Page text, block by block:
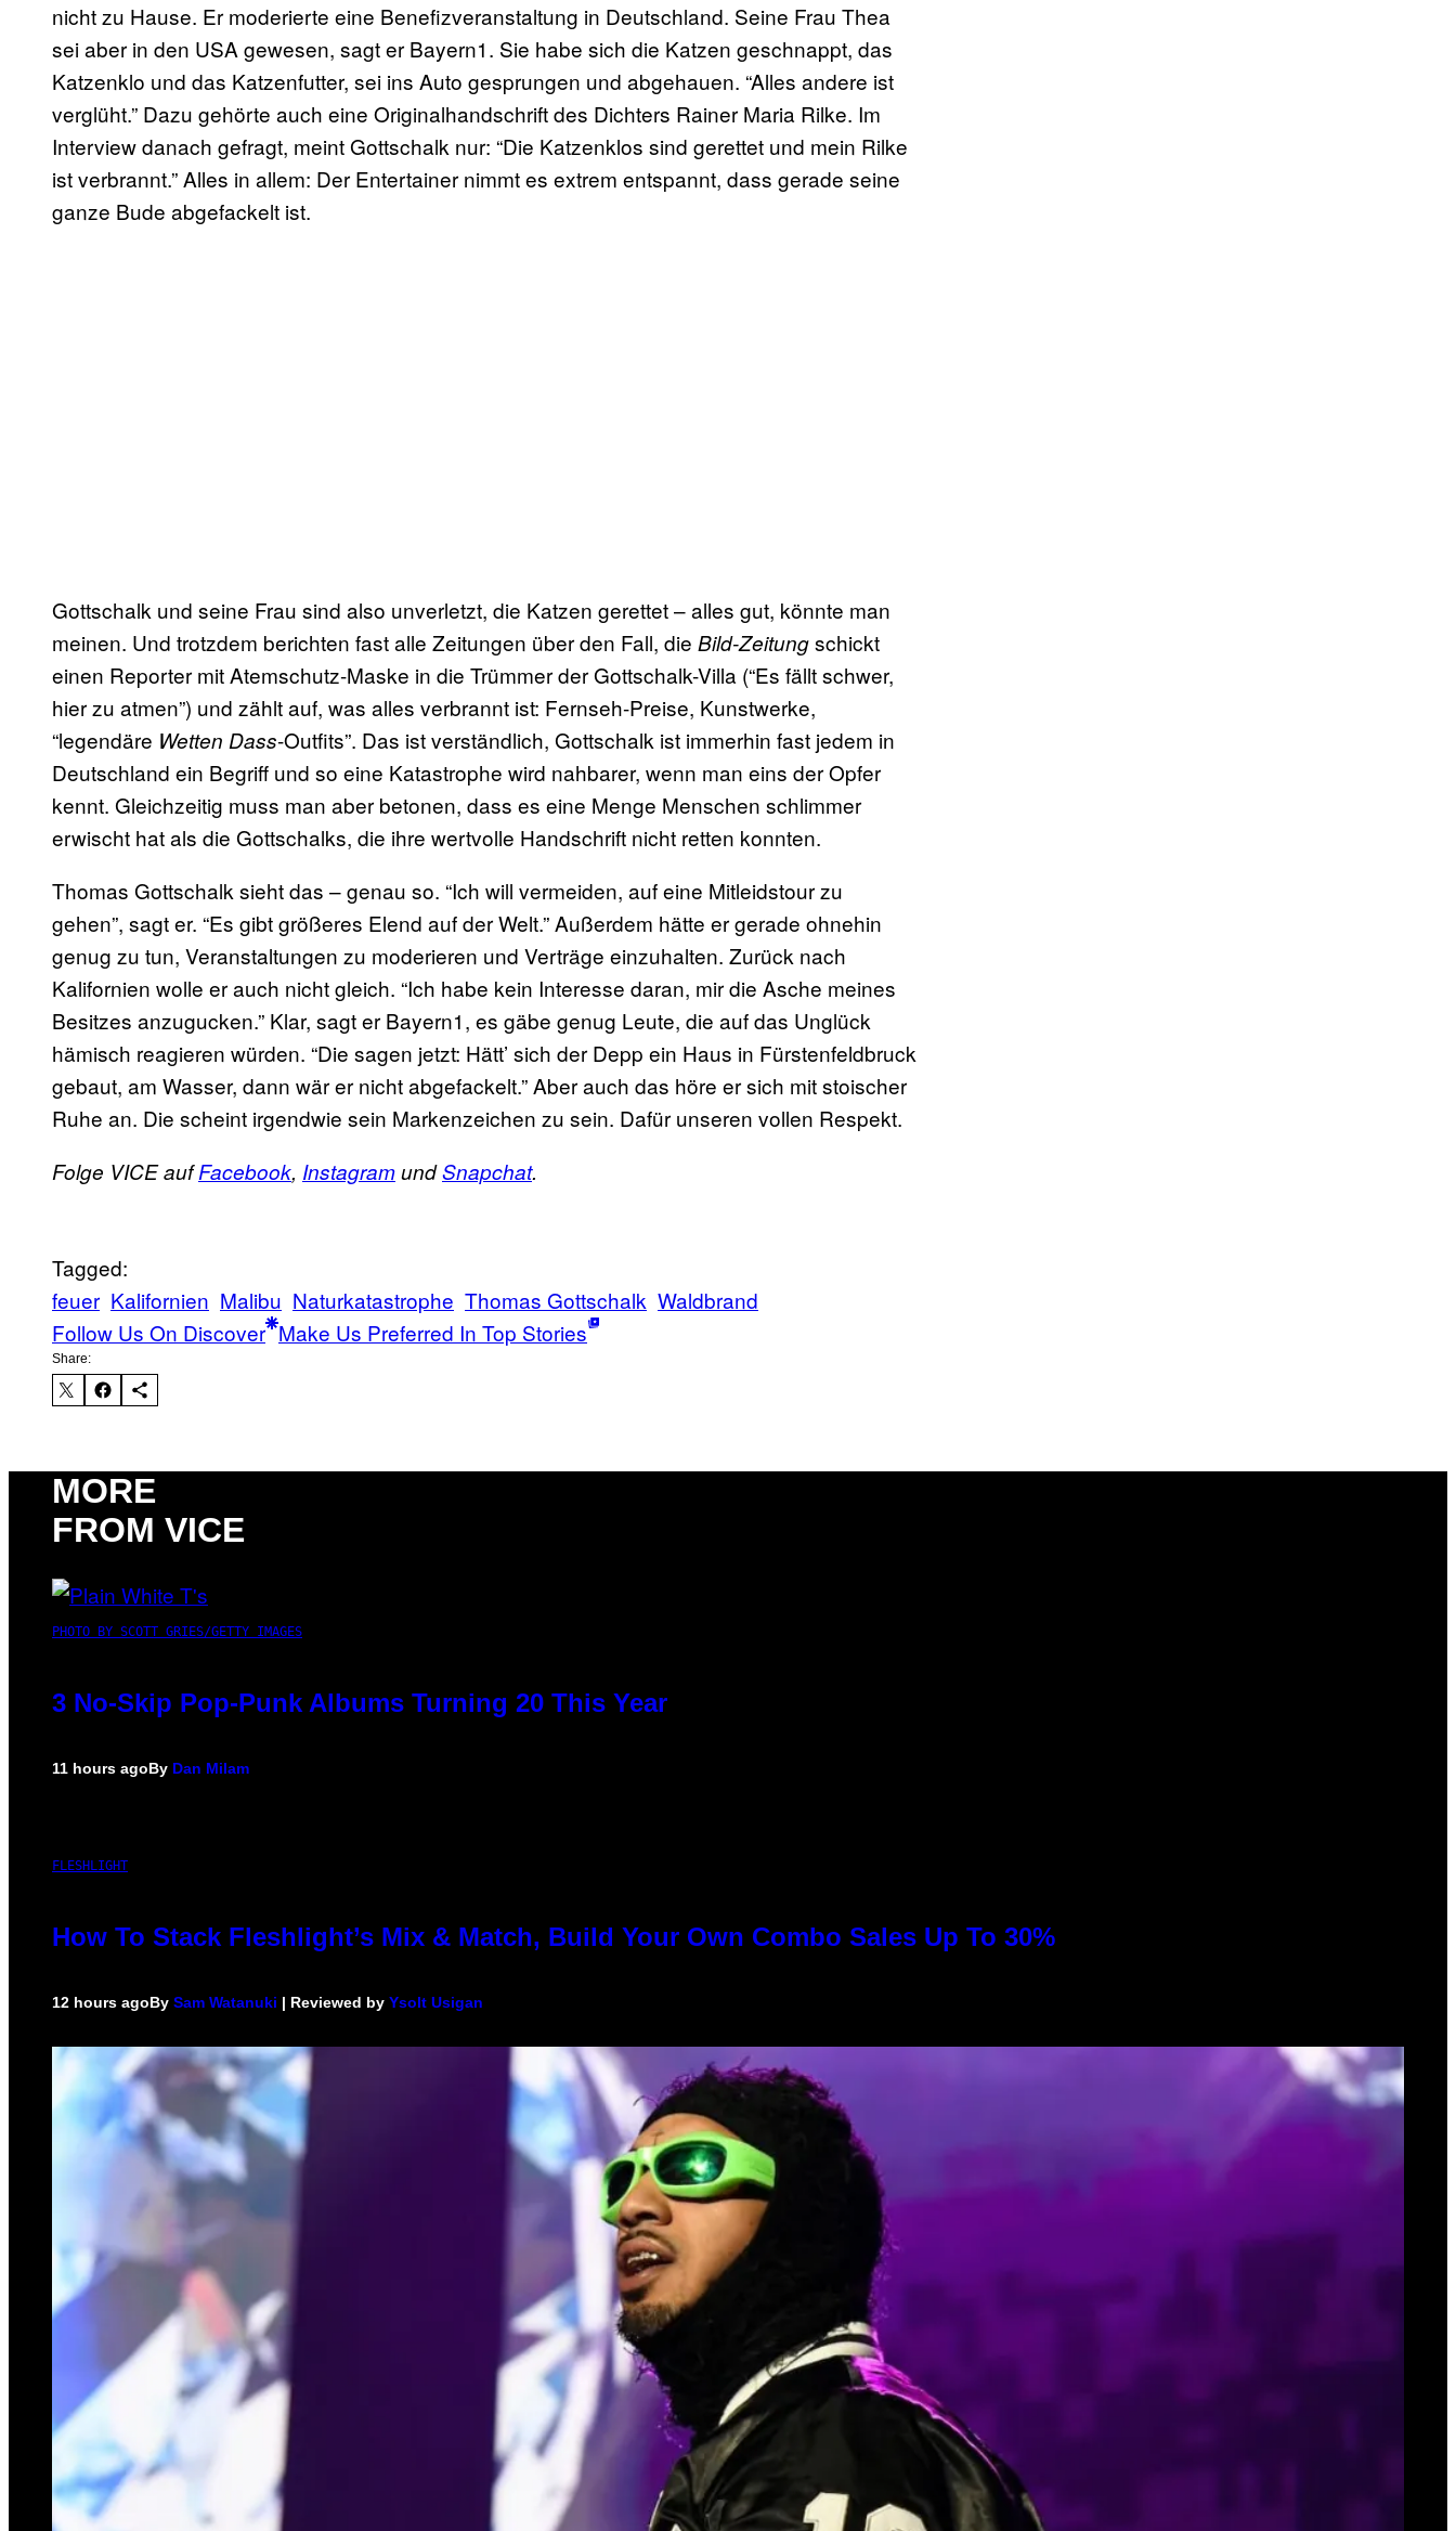
nicht zu Hause. Er moderierte eine Benefizveranstaltung in Deutschland. Seine Frau Thea
sei aber in den USA gewesen, sagt er Bayern1. Sie habe sich die Katzen geschnappt, das
Katzenklo und das Katzenfutter, sei ins Auto gesprungen und abgehauen. “Alles andere ist
verglüht.” Dazu gehörte auch eine Originalhandschrift des Dichters Rainer Maria Rilke. Im
Interview danach gefragt, meint Gottschalk nur: “Die Katzenklos sind gerettet und mein Rilke
ist verbrannt.” Alles in allem: Der Entertainer nimmt es extrem entspannt, dass gerade seine
ganze Bude abgefackelt ist.
Gottschalk und seine Frau sind also unverletzt, die Katzen gerettet – alles gut, könnte man
meinen. Und trotzdem berichten fast alle Zeitungen über den Fall, die Bild-Zeitungschickt
einen Reporter mit Atemschutz-Maske in die Trümmer der Gottschalk-Villa (“Es fällt schwer,
hier zu atmen”) und zählt auf, was alles verbrannt ist: Fernseh-Preise, Kunstwerke,
“legendäre Wetten Dass-Outfits”. Das ist verständlich, Gottschalk ist immerhin fast jedem in
Deutschland ein Begriff und so eine Katastrophe wird nahbarer, wenn man eins der Opfer
kennt. Gleichzeitig muss man aber betonen, dass es eine Menge Menschen schlimmer
erwischt hat als die Gottschalks, die ihre wertvolle Handschrift nicht retten konnten.
Thomas Gottschalk sieht das – genau so. “Ich will vermeiden, auf eine Mitleidstour zu
gehen”, sagt er. “Es gibt größeres Elend auf der Welt.” Außerdem hätte er gerade ohnehin
genug zu tun, Veranstaltungen zu moderieren und Verträge einzuhalten. Zurück nach
Kalifornien wolle er auch nicht gleich. “Ich habe kein Interesse daran, mir die Asche meines
Besitzes anzugucken.” Klar, sagt er Bayern1, es gäbe genug Leute, die auf das Unglück
hämisch reagieren würden. “Die sagen jetzt: Hätt’ sich der Depp ein Haus in Fürstenfeldbruck
gebaut, am Wasser, dann wär er nicht abgefackelt.” Aber auch das höre er sich mit stoischer
Ruhe an. Die scheint irgendwie sein Markenzeichen zu sein. Dafür unseren vollen Respekt.
Folge VICE aufFacebook, InstagramundSnapchat.
Tagged:
feuer Kalifornien Malibu Naturkatastrophe Thomas Gottschalk Waldbrand
Follow Us On Discover Make Us Preferred In Top Stories
Share:
MORE
FROM VICE
PHOTO BY SCOTT GRIES/GETTY IMAGES
3 No-Skip Pop-Punk Albums Turning 20 This Year
11 hours agoBy Dan Milam
FLESHLIGHT
How To Stack Fleshlight’s Mix & Match, Build Your Own Combo Sales Up To 30%
12 hours agoBy Sam Watanuki | Reviewed by Ysolt Usigan